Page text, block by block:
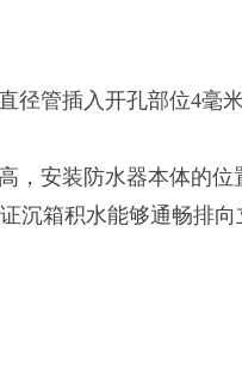
管插入开孔部位4毫
安装防水器本体的位
箱积水能够通畅排向